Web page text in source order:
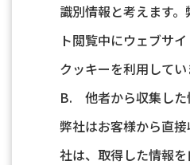
識別情報と考えます
ト閲覧中にウェブサ
クッキーを利用してい
B. 他者から収集した
弊社はお客様から直
社は、取得した情報